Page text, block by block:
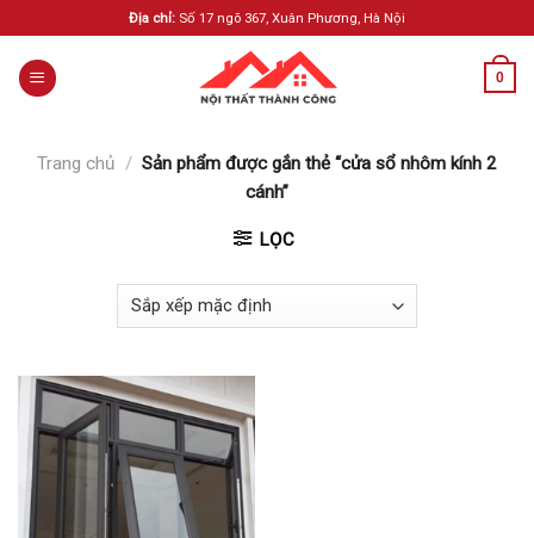
to
content
Địa chỉ: Số 17 ngõ 367, Xuân Phương, Hà Nội
0
Trang chủ / Sản phẩm được gắn thẻ “cửa sổ nhôm kính 2
cánh”
LỌC